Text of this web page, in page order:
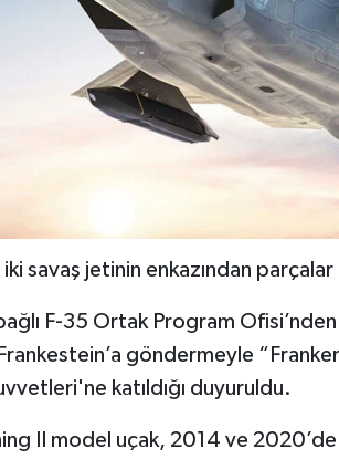
savaş jetinin enkazından
F-35 Ortak Program
göndermeyle
katıldığı duyuruldu.
II model uçak, 2014 ve 2020’de